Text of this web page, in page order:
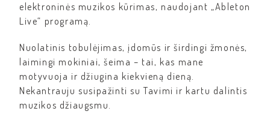
elektroninės muzikos kūrimas, naudojant „Ableton
Live“ programą.
Nuolatinis tobulėjimas, įdomūs ir širdingi žmonės,
laimingi mokiniai, šeima – tai, kas mane
motyvuoja ir džiugina kiekvieną dieną.
Nekantrauju susipažinti su Tavimi ir kartu dalintis
muzikos džiaugsmu.